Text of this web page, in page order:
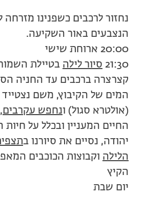
נחזור לרכבים כשפנינו מזרחה
הנצבעים באור השקיעה.
20:00 ארוחת שישי
21:30 סיור לילה בטיילת
קצרצרה ברכבים עד החניה
(אולטרא סגול) ונחפש עקרבים
החיים המעניין ובכלל על
יהודה, נסיים את סיורנו ב
הלילה וקבוצות הכוכבים
הקיץ
יום שבת